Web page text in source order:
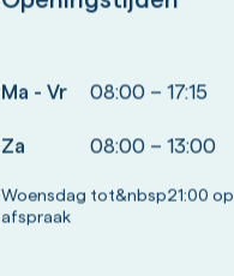
Ma - Vr 08:00 – 17:15
Za 08:00 – 13:00
Woensdag tot&nbsp21:00 op
afspraak